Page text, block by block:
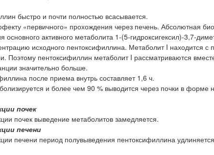
быстро и почти полностью всасывается.
«первичного» прохождения через печень. Абсолютная
основного активного метаболита 1-(5-гидроксигексил)-3,7-
исходного пентоксифиллина. Метаболит I находится
Поэтому пентоксифиллин метаболит I рассматриваются
значительно больше.
после приема внутрь составляет 1,6 ч.
и более чем 90 % выводится через почки в форме
почек
почек выведение метаболитов замедляется.
печени
печени период полувыведения пентоксифиллина